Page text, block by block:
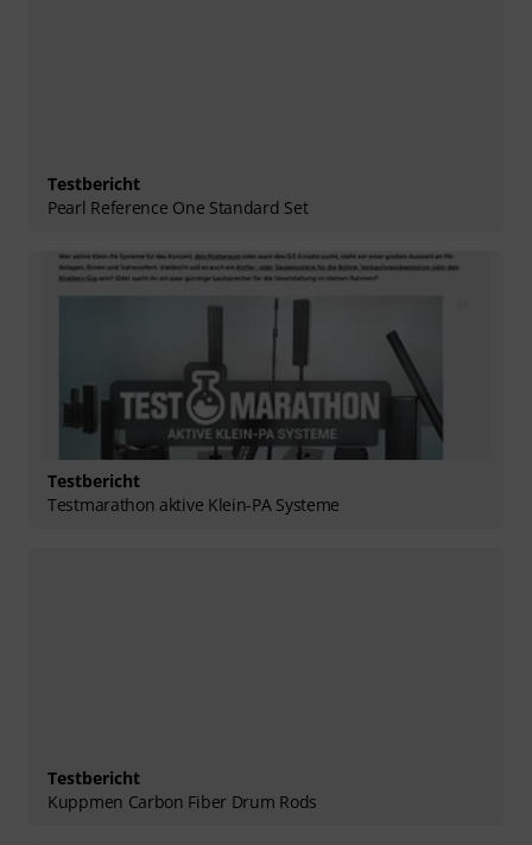
Testbericht
Pearl Reference One Standard Set
Testbericht
Testmarathon aktive Klein-PA Systeme
Testbericht
Kuppmen Carbon Fiber Drum Rods